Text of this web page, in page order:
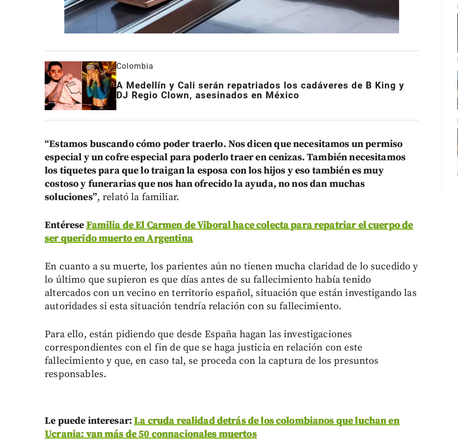
Colombia
A Medellín y Cali serán repatriados los cadáveres de B King y
DJ Regio Clown, asesinados en México
“Estamos buscando cómo poder traerlo. Nos dicen que necesitamos un permiso
especial y un cofre especial para poderlo traer en cenizas. También necesitamos
los tiquetes para que lo traigan la esposa con los hijos y eso también es muy
costoso y funerarias que nos han ofrecido la ayuda, no nos dan muchas
soluciones”, relató la familiar.
EntéreseFamilia de El Carmen de Viboral hace colecta para repatriar el cuerpo de
ser querido muerto en Argentina
En cuanto a su muerte, los parientes aún no tienen mucha claridad de lo sucedido y
lo último que supieron es que días antes de su fallecimiento había tenido
altercados con un vecino en territorio español, situación que están investigando las
autoridades si esta situación tendría relación con su fallecimiento.
Para ello, están pidiendo que desde España hagan las investigaciones
correspondientes con el fin de que se haga justicia en relación con este
fallecimiento y que, en caso tal, se proceda con la captura de los presuntos
responsables.
Le puede interesar:La cruda realidad detrás de los colombianos que luchan en
Ucrania: van más de 50 connacionales muertos